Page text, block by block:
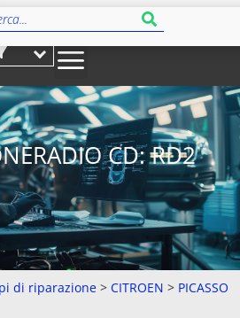
CD: RD2
di riparazione > CITROEN > PICASSO